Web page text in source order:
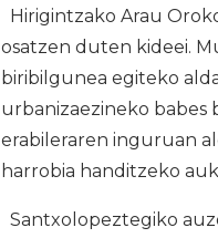
Hirigintzako Arau
osatzen duten kideei.
biribilgunea egiteko
urbanizaezineko babes
erabileraren inguruan
harrobia handitzeko
Santxolopeztegiko